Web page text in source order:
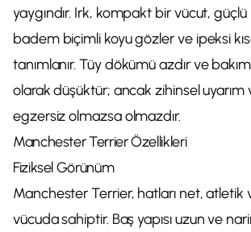
yaygındır. Irk, kompakt bir vücut,
badem biçimli koyu gözler ve ipeksi
tanımlanır. Tüy dökümü azdır ve
olarak düşüktür; ancak zihinsel uyarım
egzersiz olmazsa olmazdır.
Manchester Terrier Özellikleri
Fiziksel Görünüm
Manchester Terrier, hatları net, atletik
vücuda sahiptir. Baş yapısı uzun ve